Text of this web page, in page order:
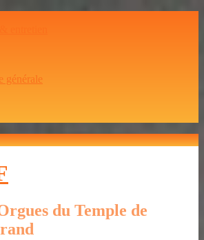
générale
du Temple de